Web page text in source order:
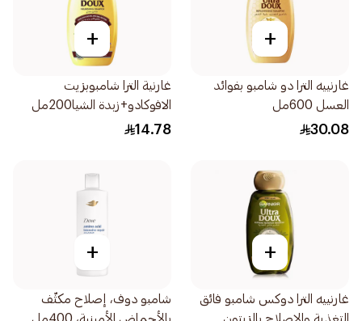
+
غارنييه الترا دو شامبو بفوائد
العسل 600مل
30.08
+
غارنية الترا شامبوبزيت
الافوكادو+زبدة الشيا200مل
14.78
+
غارنييه الترا دوكس شامبو فائق
+
شامبو دوف، إصلاح مكثّف